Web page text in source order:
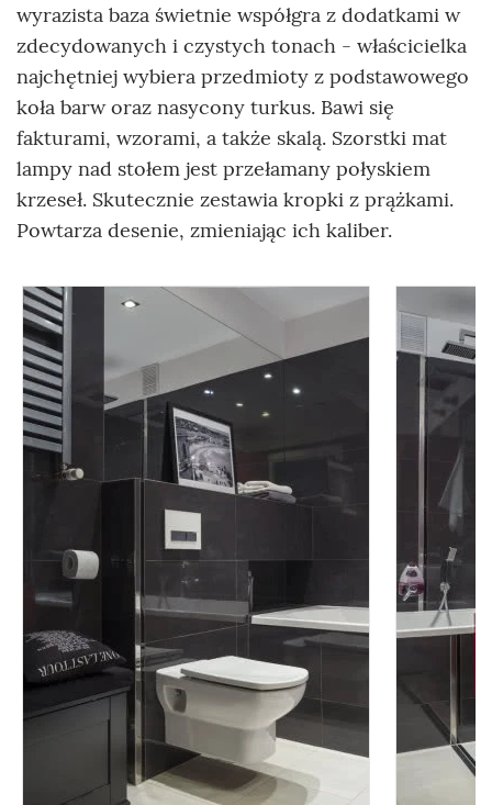
wyrazista baza świetnie współgra z dodatkami w
zdecydowanych i czystych tonach - właścicielka
najchętniej wybiera przedmioty z podstawowego
koła barw oraz nasycony turkus. Bawi się
fakturami, wzorami, a także skalą. Szorstki mat
lampy nad stołem jest przełamany połyskiem
krzeseł. Skutecznie zestawia kropki z prążkami.
Powtarza desenie, zmieniając ich kaliber.